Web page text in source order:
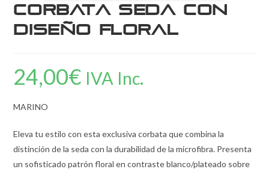
Corbata Seda con
Diseño Floral
24,00€ IVA Inc.
MARINO
Eleva tu estilo con esta exclusiva corbata que combina la
distinción de la seda con la durabilidad de la microfibra. Presenta
un sofisticado patrón floral en contraste blanco/plateado sobre